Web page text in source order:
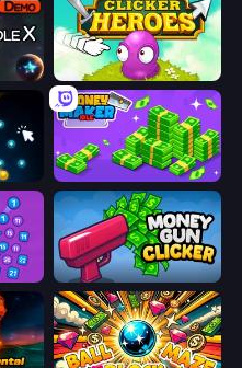
Clicker Heroes
Money Maker Idle
Money Gun Clicker